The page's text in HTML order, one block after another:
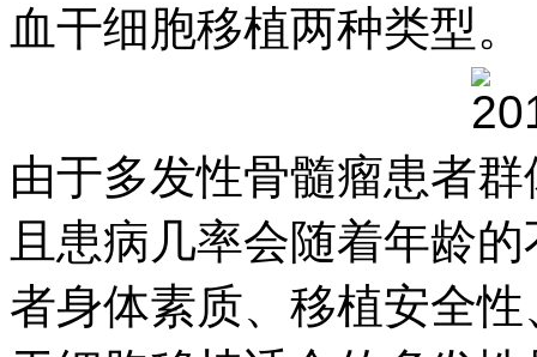
血干细胞移植两种类型。
由于多发性骨髓瘤患者
且患病几率会随着年龄
者身体素质、移植安全